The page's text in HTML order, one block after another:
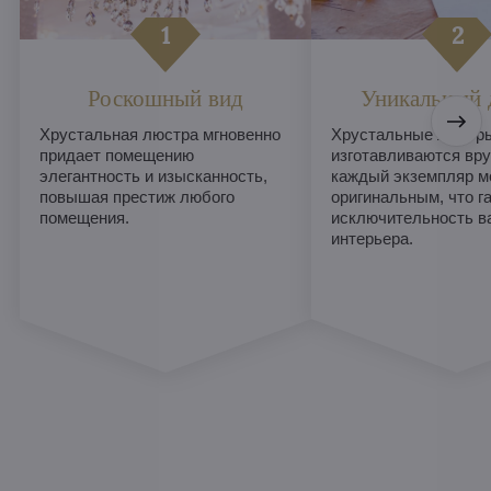
Роскошный вид
Хрустальная люстра мгновенно
придает помещению
элегантность и изысканность,
повышая престиж любого
помещения.
Уникальный
Хрустальные
изготавливаются
каждый экземпляр
оригинальным, что
исключительность
интерьера.